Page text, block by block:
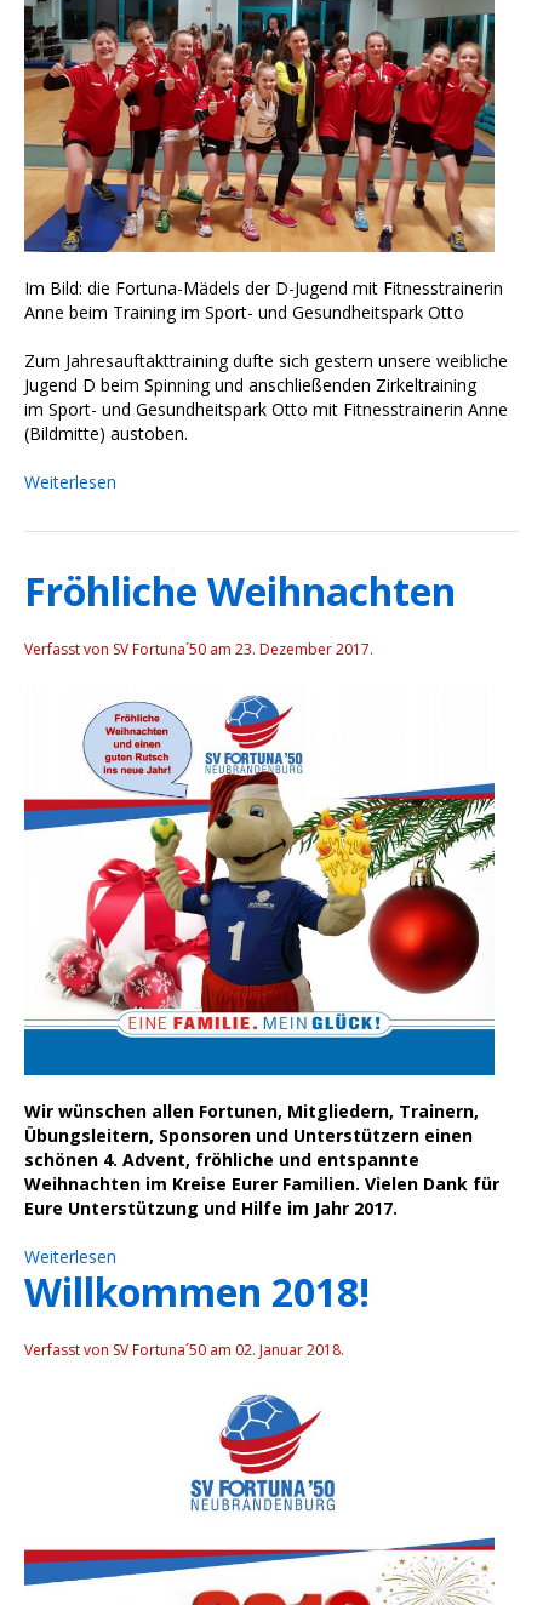
Im Bild: die Fortuna-Mädels der D-Jugend mit Fitnesstrainerin
Anne beim Training im Sport- und Gesundheitspark Otto
Zum Jahresauftakttraining dufte sich gestern unsere weibliche
Jugend D beim Spinning und anschließenden Zirkeltraining
im Sport- und Gesundheitspark Otto mit Fitnesstrainerin Anne
(Bildmitte) austoben.
Weiterlesen
Fröhliche Weihnachten
Verfasst von SV Fortuna´50 am 23. Dezember 2017.
Wir wünschen allen Fortunen, Mitgliedern, Trainern,
Übungsleitern, Sponsoren und Unterstützern einen
schönen 4. Advent, fröhliche und entspannte
Weihnachten im Kreise Eurer Familien. Vielen Dank für
Eure Unterstützung und Hilfe im Jahr 2017.
Weiterlesen
Willkommen 2018!
Verfasst von SV Fortuna´50 am 02. Januar 2018.